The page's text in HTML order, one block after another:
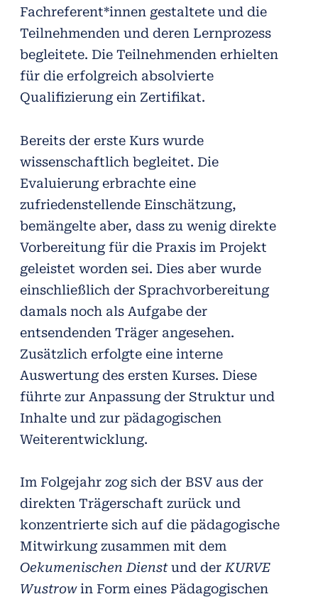
Fachreferent*innen gestaltete und die
Teilnehmenden und deren Lernprozess
begleitete. Die Teilnehmenden erhielten
für die erfolgreich absolvierte
Qualifizierung ein Zertifikat.
Bereits der erste Kurs wurde
wissenschaftlich begleitet. Die
Evaluierung erbrachte eine
zufriedenstellende Einschätzung,
bemängelte aber, dass zu wenig direkte
Vorbereitung für die Praxis im Projekt
geleistet worden sei. Dies aber wurde
einschließlich der Sprachvorbereitung
damals noch als Aufgabe der
entsendenden Träger angesehen.
Zusätzlich erfolgte eine interne
Auswertung des ersten Kurses. Diese
führte zur Anpassung der Struktur und
Inhalte und zur pädagogischen
Weiterentwicklung.
Im Folgejahr zog sich der BSV aus der
direkten Trägerschaft zurück und
konzentrierte sich auf die pädagogische
Mitwirkung zusammen mit dem
Oekumenischen Dienstund derKURVE
Wustrowin Form eines Pädagogischen